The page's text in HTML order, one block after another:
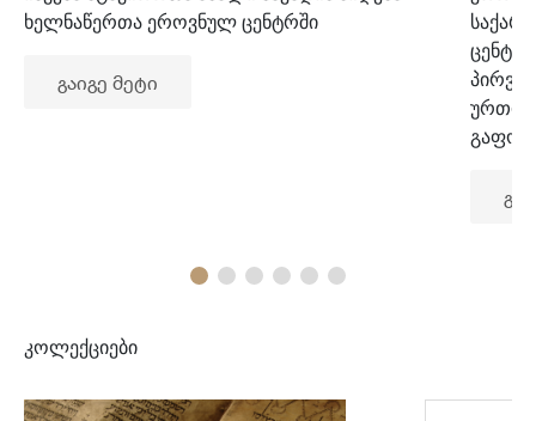
ხელნაწერთა ეროვნულ ცენტრში
გაიგე მეტი
კოლექციები